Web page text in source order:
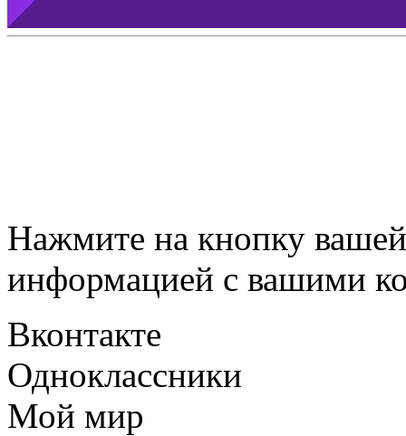
Нажмите на кнопку
информацией с вашими
Вконтакте
Одноклассники
Мой мир